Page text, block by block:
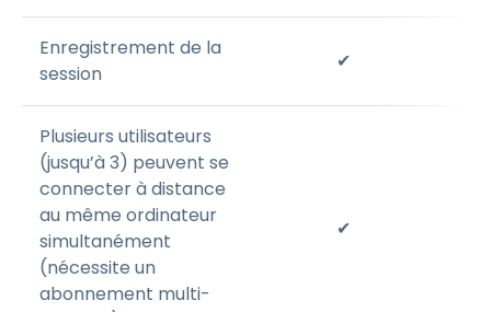
Enregistrement de la
session
✔
Plusieurs utilisateurs
(jusqu’à 3) peuvent se
connecter à distance
au même ordinateur
simultanément
(nécessite un
abonnement multi-
✔